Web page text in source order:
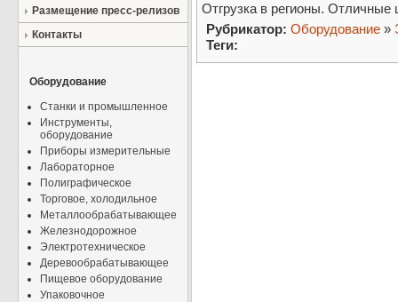
Размещение пресс-релизов
Контакты
Оборудование
Станки и промышленное
Инструменты,
оборудование
Приборы измерительные
Лабораторное
Полиграфическое
Торговое, холодильное
Металлообрабатывающее
Железнодорожное
Электротехническое
Деревообрабатывающее
Пищевое оборудование
Упаковочное
Отгрузка в регионы. Отличные
Рубрикатор: Оборудование »
Теги: